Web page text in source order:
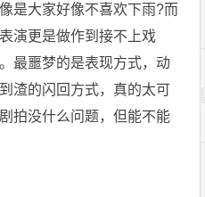
是大家好像不喜欢下雨?️而
演更是做作到接不上戏
最噩梦的是表现方式，动
渣的闪回方式，真的太可
拍没什么问题，但能不能